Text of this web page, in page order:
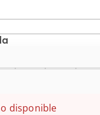
disponible